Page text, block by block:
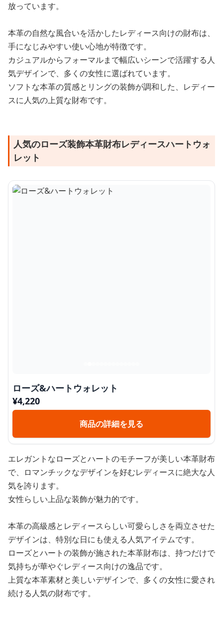
放っています。
本革の自然な風合いを活かしたレディース向けの財布は、
手になじみやすい使い心地が特徴です。
カジュアルからフォーマルまで幅広いシーンで活躍する人
気デザインで、多くの女性に選ばれています。
ソフトな本革の質感とリングの装飾が調和した、レディー
スに人気の上質な財布です。
人気のローズ装飾本革財布レディースハートウォ
レット
ローズ&ハートウォレット
¥4,220
商品の詳細を見る
エレガントなローズとハートのモチーフが美しい本革財布
で、ロマンチックなデザインを好むレディースに絶大な人
気を誇ります。
女性らしい上品な装飾が魅力的です。
本革の高級感とレディースらしい可愛らしさを両立させた
デザインは、特別な日にも使える人気アイテムです。
ローズとハートの装飾が施された本革財布は、持つだけで
気持ちが華やぐレディース向けの逸品です。
上質な本革素材と美しいデザインで、多くの女性に愛され
続ける人気の財布です。